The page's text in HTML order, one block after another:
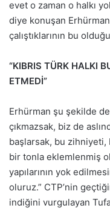
evet o zaman o halkı
diye konuşan
çalıştıklarının bu
“KIBRIS TÜRK HALKI
ETMEDİ”
Erhürman şu şekilde
çıkmazsak, biz de
başlarsak, bu zihniyeti,
bir tonla eklemlenmiş
yapılarının yok
oluruz.” CTP’nin
indiğini vurgulayan